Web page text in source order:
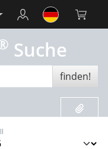
Login
Suche
finden!